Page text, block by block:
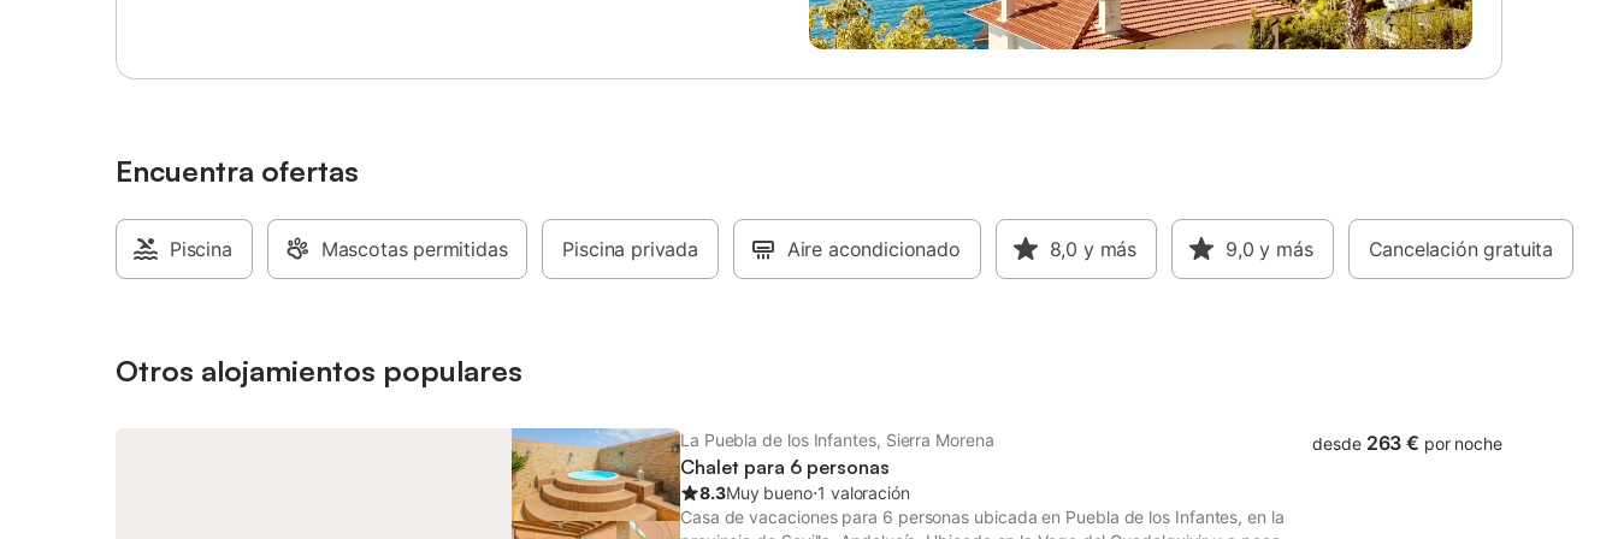
todas las comodidades modernas.
vuestra estancia por un suplemento.
está disponible por un coste adicional.
andaluza lejos de la rutina diaria. La casa
está equipada con todas las comodidades
necesarias para una estancia confortable,
incluyendo cocina completa, salón amplio
Encuentra ofertas
Piscina Mascotas permitidas Piscina privada Aire acondicionado 8,0 y más 9,0 y más Cancelación gratuita
Otros alojamientos populares
La Puebla de los Infantes, Sierra Morena
Chalet para 6 personas
8.3Muy bueno⋅1 valoración
Casa de vacaciones para 6 personas ubicada en Puebla de los Infantes, en la
desde 263 € por noche